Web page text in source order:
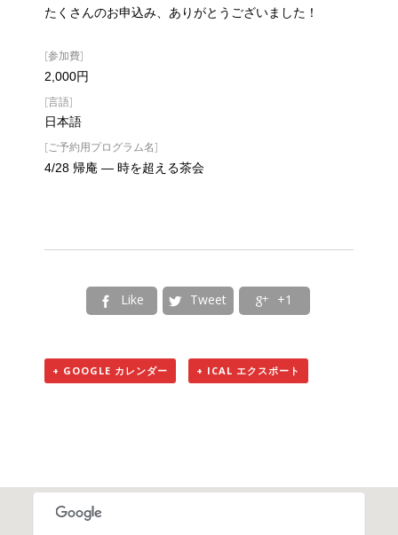
たくさんのお申込み、ありがとうございました！
[参加費]
2,000円
[言語]
日本語
[ご予約用プログラム名]
4/28 帰庵 — 時を超える茶会
 Like  Tweet  +1
+ GOOGLE カレンダー + ICAL エクスポート